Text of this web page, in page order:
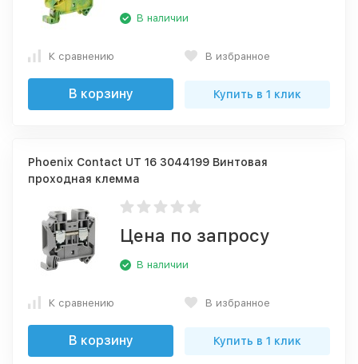
В наличии
К сравнению В избранное
В корзину Купить в 1 клик
Phoenix Contact UT 16 3044199 Винтовая
проходная клемма
Цена по запросу
В наличии
К сравнению В избранное
В корзину Купить в 1 клик